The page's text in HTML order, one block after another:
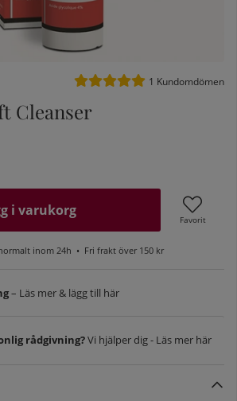
Medelbetyg 5 av 5 Antal
1 Kundomdömen
Cleanser
i varukorg
Favorit
inom 24h • Fri frakt över 150 kr
– Läs mer & lägg till här
rådgivning?Vi hjälper dig - Läs mer här